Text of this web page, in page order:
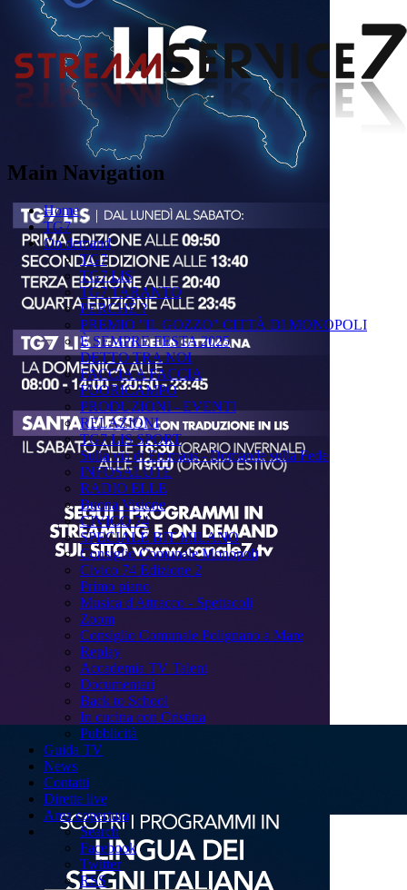
Main Navigation
Home
TG7
On demand
TG7
TG7 LIS
TG7 TARANTO
PERCHÉ ?
PREMIO "IL GOZZO" CITTÀ DI MONOPOLI
È SEMPRE FESTA 2025
DETTO TRA NOI
FACCIA A FACCIA
FUORICAMPO
PRODUZIONI - EVENTI
RELAZIONI
TG7 LIS SPORT
Sulla via di Emmaus - Domande sulla Fede
INFOSALUTE
RADIO ELLE
Buona Visione
CIVICO 74
SPECIALE BIT MILANO
Consiglio Comunale Monopoli
Civico 74 Edizione 2
Primo piano
Musica d'Attracco - Spettacoli
Zoom
Consiglio Comunale Polignano a Mare
Replay
Accademia TV Talent
Documentari
Back to School
In cucina con Cristina
Pubblicità
Guida TV
News
Contatti
Dirette live
Area copertura
Search
Facebook
Twitter
RSS